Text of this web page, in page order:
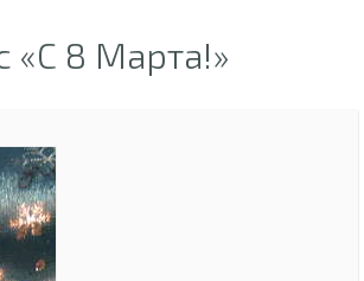
«С 8 Марта!»